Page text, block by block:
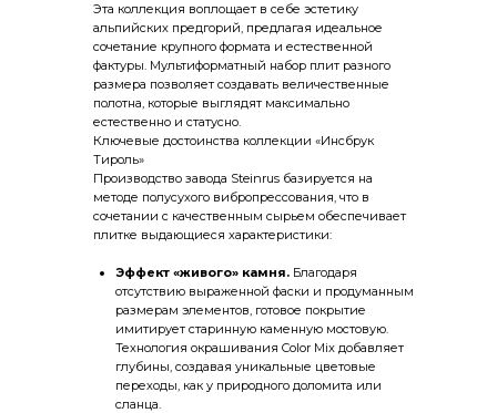
Эта коллекция воплощает в себе эстетику
альпийских предгорий, предлагая идеальное
сочетание крупного формата и естественной
фактуры. Мультиформатный набор плит разного
размера позволяет создавать величественные
полотна, которые выглядят максимально
естественно и статусно.
Ключевые достоинства коллекции «Инсбрук
Тироль»
Производство завода Steinrus базируется на
методе полусухого вибропрессования, что в
сочетании с качественным сырьем обеспечивает
плитке выдающиеся характеристики:
Эффект «живого» камня. Благодаря
отсутствию выраженной фаски и продуманным
размерам элементов, готовое покрытие
имитирует старинную каменную мостовую.
Технология окрашивания Color Mix добавляет
глубины, создавая уникальные цветовые
переходы, как у природного доломита или
сланца.